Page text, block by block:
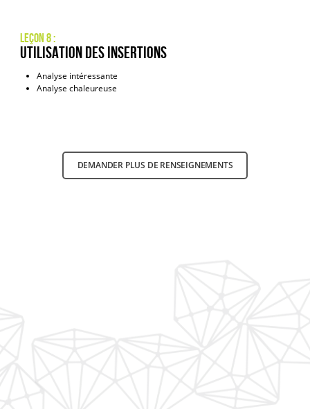
Leçon 8 :
Utilisation des insertions
Analyse intéressante
Analyse chaleureuse
DEMANDER PLUS DE RENSEIGNEMENTS